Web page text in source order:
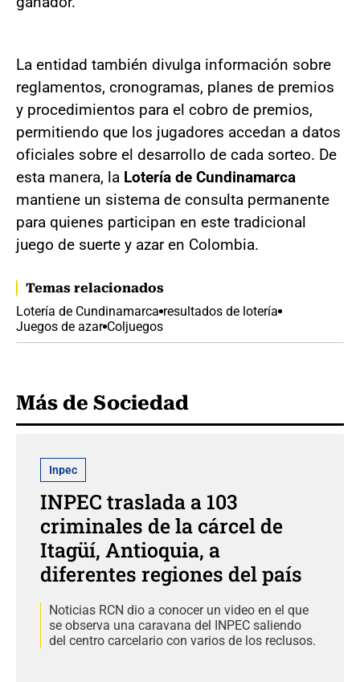
La entidad también divulga información sobre
reglamentos, cronogramas, planes de premios
y procedimientos para el cobro de premios,
permitiendo que los jugadores accedan a datos
oficiales sobre el desarrollo de cada sorteo. De
esta manera, la Lotería de Cundinamarca
mantiene un sistema de consulta permanente
para quienes participan en este tradicional
juego de suerte y azar en Colombia.
Temas relacionados
Lotería de Cundinamarca resultados de lotería
Juegos de azar Coljuegos
Más de Sociedad
Inpec
INPEC traslada a 103
criminales de la cárcel de
Itagüí, Antioquia, a
diferentes regiones del país
Noticias RCN dio a conocer un video en el que
se observa una caravana del INPEC saliendo
del centro carcelario con varios de los reclusos.